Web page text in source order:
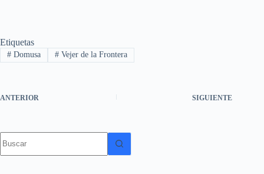
Etiquetas
#Domusa #Vejer de la Frontera
ANTERIOR SIGUIENTE
resultados